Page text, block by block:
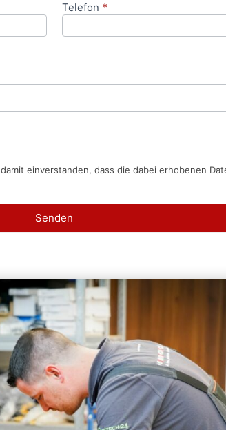
Telefon *
einverstanden, dass die dabei erhobenen
Senden